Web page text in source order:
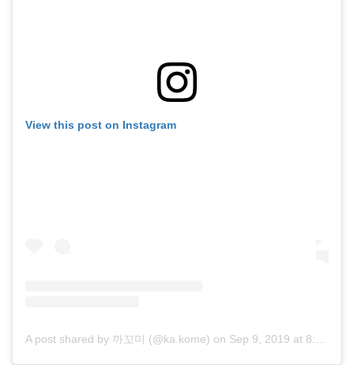
View this post on Instagram
A post shared by 까꼬미 (@ka.kome) on Sep 9, 2019 at 8:33am PDT